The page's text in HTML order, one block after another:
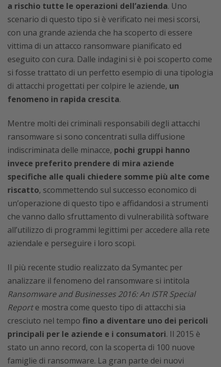
a rischio tutte le operazioni dell’azienda. Uno
scenario di questo tipo si è verificato nei mesi scorsi,
con una grande azienda che ha scoperto di essere
vittima di un attacco ransomware pianificato ed
eseguito con cura. Dalle indagini si è poi scoperto come
si fosse trattato di un perfetto esempio di una tipologia
di attacchi progettati per colpire le aziende, un
fenomeno in rapida crescita.
Mentre molti dei criminali responsabili degli attacchi
ransomware si sono concentrati sulla diffusione
indiscriminata delle minacce, pochi gruppi hanno
invece preferito prendere di mira aziende
specifiche alle quali chiedere somme più alte come
riscatto, scommettendo sul successo economico di
un’operazione di questo tipo e affidandosi a strumenti
che vanno dallo sfruttamento di vulnerabilità software
all’utilizzo di programmi legittimi per accedere alla rete
aziendale e perseguire i loro scopi.
Il più recente studio realizzato da Symantec per
analizzare il fenomeno del ransomware si intitola
Ransomware and Businesses 2016: An ISTR Special
Reporte mostra come questo tipo di attacchi sia
cresciuto nel tempo fino a diventare uno dei pericoli
principali per le aziende e i consumatori. Il 2015 è
stato un anno record, con la scoperta di 100 nuove
famiglie di ransomware. La gran parte dei nuovi